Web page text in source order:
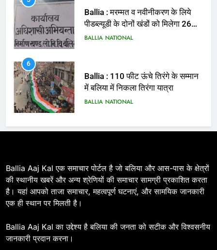
Ballia : मरम्मत व नवीनीकरण के लिये
पीडब्ल्यूडी के दोनों खंडों को मिलेगा 26
करोड़
BALLIA NATIONAL
6
Ballia : 110 फीट ऊंचे तिरंगे के सम्मान
में बलिया में निकला तिरंगा यात्रा
BALLIA NATIONAL
7
BALLIA NATIONAL
8
के साथ रेलवे स्टेशन व शहर में किया पैदल
BALLIA NATIONAL
Ballia Aaj Kal एक समाचार पोर्टल है जो बलिया और आस-पास के क्षेत्रों
की स्थानीय खबरें और अन्य श्रेणियों की समाचार सामग्री प्रकाशित करता
है। यहां आपको ताजा समाचार, महत्वपूर्ण घटनाएं, और सामयिक जानकारी
एक ही स्थान पर मिलती है।
Ballia Aaj Kal का उद्देश्य है बलिया की जनता को सटीक और विश्वसनीय
जानकारी प्रदान करना।